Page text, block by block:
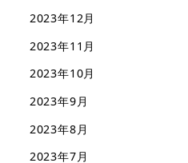
2023年12月
2023年11月
2023年10月
2023年9月
2023年8月
2023年7月